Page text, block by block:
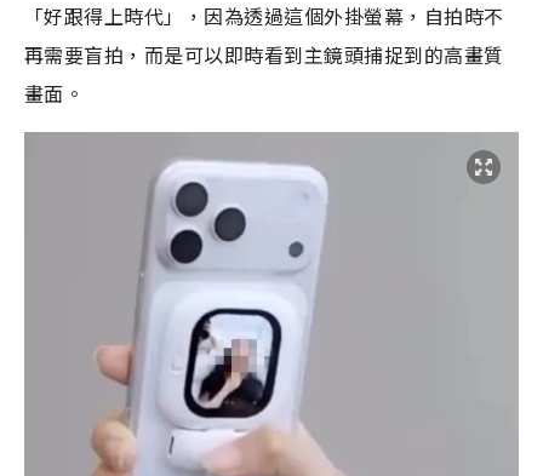
「好跟得上時代」，因為透過這個外掛螢幕，自拍時不
再需要盲拍，而是可以即時看到主鏡頭捕捉到的高畫質
畫面。